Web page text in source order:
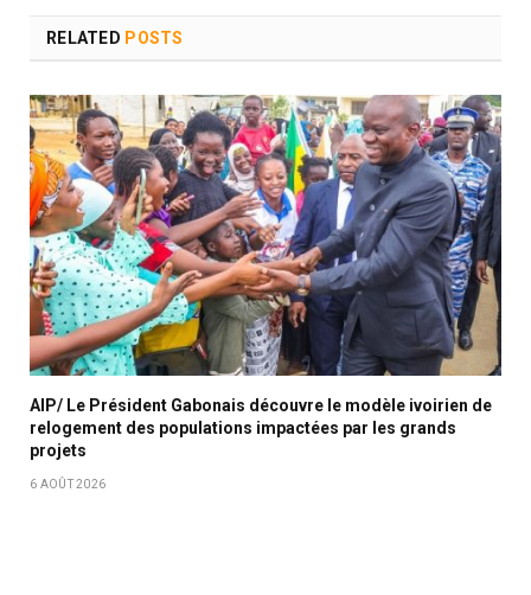
RELATED POSTS
AIP/ Le Président Gabonais découvre le modèle ivoirien de
relogement des populations impactées par les grands
projets
6 AOÛT 2026